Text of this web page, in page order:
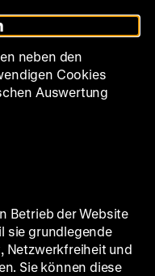
– 7.
neben den
Cookies
Auswertung
Betrieb der Website
sie grundlegende
Netzwerkfreiheit und
Sie können diese